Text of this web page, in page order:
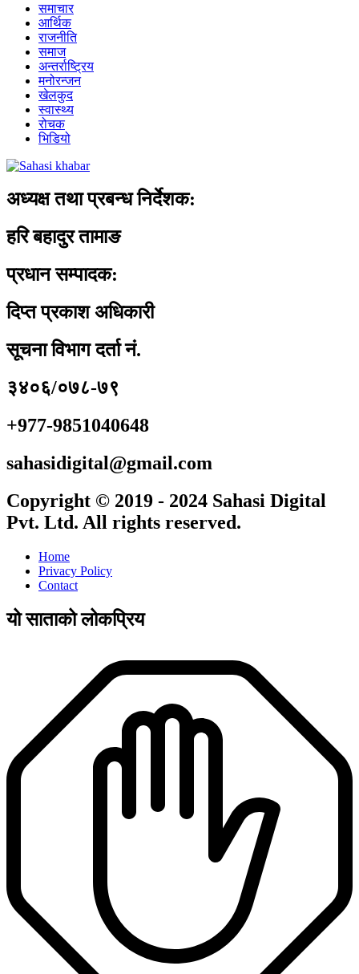
समाचार
आर्थिक
राजनीति
समाज
अन्तर्राष्ट्रिय
मनोरन्जन
खेलकुद
स्वास्थ्य
रोचक
भिडियो
अध्यक्ष तथा प्रबन्ध निर्देशक:
हरि बहादुर तामाङ
प्रधान सम्पादक:
दिप्त प्रकाश अधिकारी
सूचना विभाग दर्ता नं.
३४०६/०७८-७९
+977-9851040648
sahasidigital@gmail.com
Copyright © 2019 - 2024 Sahasi Digital
Pvt. Ltd. All rights reserved.
Home
Privacy Policy
Contact
यो साताको लोकप्रिय